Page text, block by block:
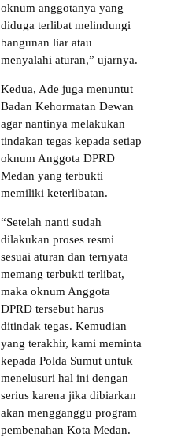
oknum anggotanya yang
diduga terlibat melindungi
bangunan liar atau
menyalahi aturan,” ujarnya.
Kedua, Ade juga menuntut
Badan Kehormatan Dewan
agar nantinya melakukan
tindakan tegas kepada setiap
oknum Anggota DPRD
Medan yang terbukti
memiliki keterlibatan.
“Setelah nanti sudah
dilakukan proses resmi
sesuai aturan dan ternyata
memang terbukti terlibat,
maka oknum Anggota
DPRD tersebut harus
ditindak tegas. Kemudian
yang terakhir, kami meminta
kepada Polda Sumut untuk
menelusuri hal ini dengan
serius karena jika dibiarkan
akan mengganggu program
pembenahan Kota Medan.